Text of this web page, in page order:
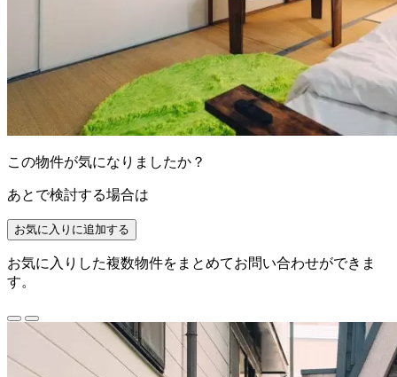
この物件が気になりましたか？
あとで検討する場合は
お気に入りに追加する
お気に入りした複数物件をまとめてお問い合わせができま
す。